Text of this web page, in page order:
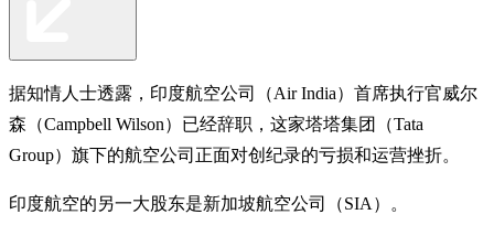
据知情人士透露，印度航空公司（Air India）首席执行官威尔
森（Campbell Wilson）已经辞职，这家塔塔集团（Tata
Group）旗下的航空公司正面对创纪录的亏损和运营挫折。
印度航空的另一大股东是新加坡航空公司（SIA）。